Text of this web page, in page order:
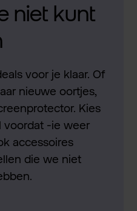
niet kunt
voor je klaar. Of
nieuwe oortjes,
Kies
voordat -ie weer
accessoires
die we niet